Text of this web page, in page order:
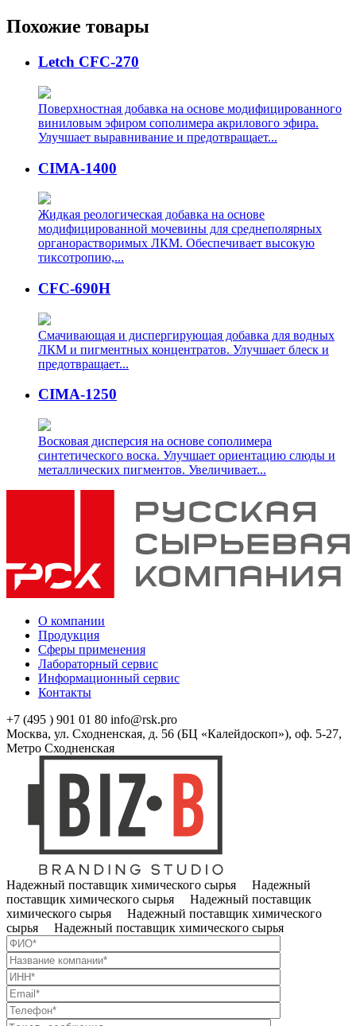
Похожие товары
Letch CFC-270
Поверхностная добавка на основе модифицированного
виниловым эфиром сополимера акрилового эфира.
Улучшает выравнивание и предотвращает...
CIMA-1400
Жидкая реологическая добавка на основе
модифицированной мочевины для среднеполярных
органорастворимых ЛКМ. Обеспечивает высокую
тиксотропию,...
CFC-690H
Смачивающая и диспергирующая добавка для водных
ЛКМ и пигментных концентратов. Улучшает блеск и
предотвращает...
CIMA-1250
Восковая дисперсия на основе сополимера
синтетического воска. Улучшает ориентацию слюды и
металлических пигментов. Увеличивает...
О компании
Продукция
Сферы применения
Лабораторный сервис
Информационный сервис
Контакты
+7 (495 ) 901 01 80 info@rsk.pro
Москва, ул. Сходненская, д. 56 (БЦ «Калейдоскоп»), оф. 5-27,
Метро Сходненская
Надежный поставщик химического сырья Надежный
поставщик химического сырья Надежный поставщик
химического сырья Надежный поставщик химического
сырья Надежный поставщик химического сырья